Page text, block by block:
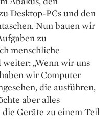
Desktop-PCs und den
Nun bauen wir
zu
menschliche
„Wenn wir uns
wir Computer
die ausführen,
aber alles
Geräte zu einem Teil